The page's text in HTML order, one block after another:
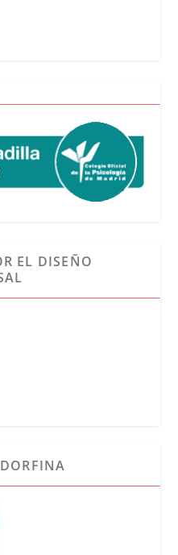
EL DISEÑO